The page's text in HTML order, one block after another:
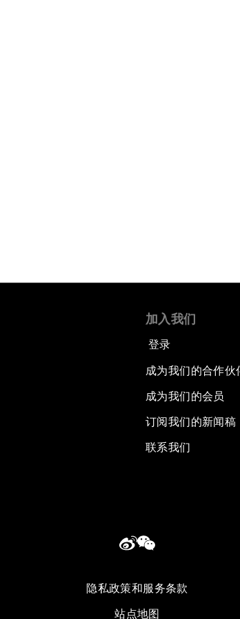
加入我们
登录
成为我们的合作伙
成为我们的会员
订阅我们的新闻稿
联系我们
隐私政策和服务条款
站点地图